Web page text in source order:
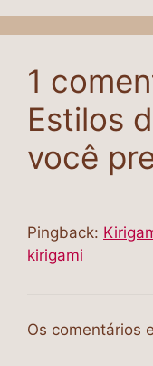
1
Estilos
você
Pingback:
kirigami
Os comentários